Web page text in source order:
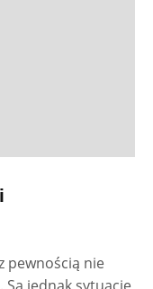
pewnością nie